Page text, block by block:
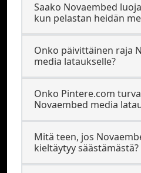
Saako Novaembed
kun pelastan heidän
Onko päivittäinen raja
media lataukselle?
Onko Pintere.com
Novaembed media
Mitä teen, jos
kieltäytyy säästämästä?